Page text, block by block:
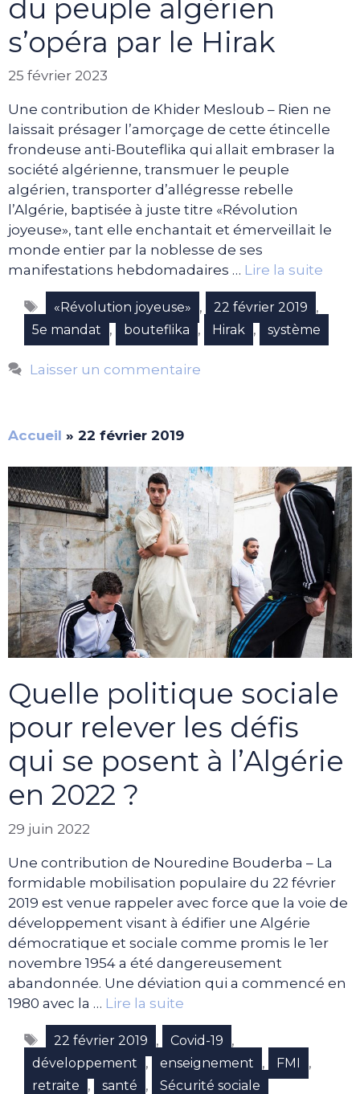
du peuple algérien
s’opéra par le Hirak
25 février 2023
Une contribution de Khider Mesloub – Rien ne
laissait présager l’amorçage de cette étincelle
frondeuse anti-Bouteflika qui allait embraser la
société algérienne, transmuer le peuple
algérien, transporter d’allégresse rebelle
l’Algérie, baptisée à juste titre «Révolution
joyeuse», tant elle enchantait et émerveillait le
monde entier par la noblesse de ses
manifestations hebdomadaires … Lire la suite
Étiquettes
«Révolution joyeuse» , 22 février 2019 ,
5e mandat , bouteflika , Hirak , système
Laisser un commentaire
Accueil » 22 février 2019
Quelle politique sociale
pour relever les défis
qui se posent à l’Algérie
en 2022 ?
29 juin 2022
Une contribution de Nouredine Bouderba – La
formidable mobilisation populaire du 22 février
2019 est venue rappeler avec force que la voie de
développement visant à édifier une Algérie
démocratique et sociale comme promis le 1er
novembre 1954 a été dangereusement
abandonnée. Une déviation qui a commencé en
1980 avec la … Lire la suite
Étiquettes
22 février 2019 , Covid-19 ,
développement , enseignement , FMI ,
retraite , santé , Sécurité sociale